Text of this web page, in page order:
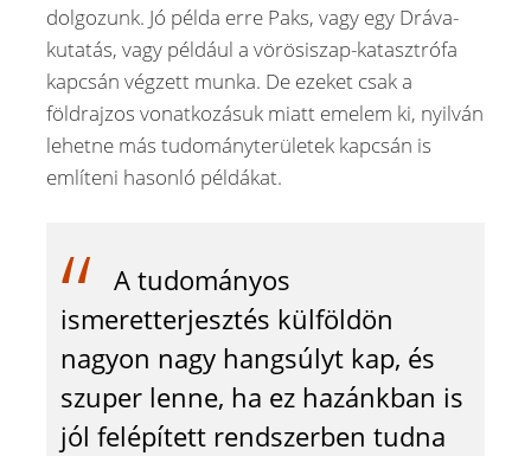
dolgozunk. Jó példa erre Paks, vagy egy Dráva-
kutatás, vagy például a vörösiszap-katasztrófa
kapcsán végzett munka. De ezeket csak a
földrajzos vonatkozásuk miatt emelem ki, nyilván
lehetne más tudományterületek kapcsán is
említeni hasonló példákat.
A tudományos
ismeretterjesztés külföldön
nagyon nagy hangsúlyt kap, és
szuper lenne, ha ez hazánkban is
jól felépített rendszerben tudna